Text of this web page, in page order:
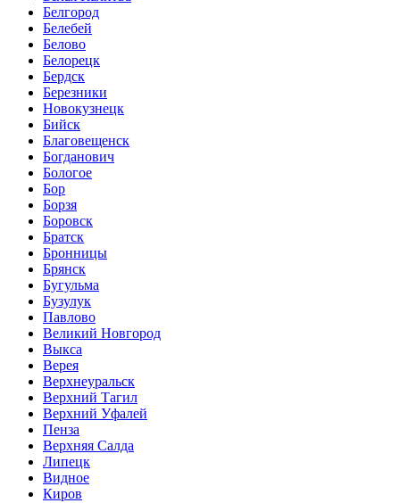
Белгород
Белебей
Белово
Белорецк
Бердск
Березники
Новокузнецк
Бийск
Благовещенск
Богданович
Бологое
Бор
Борзя
Боровск
Братск
Бронницы
Брянск
Бугульма
Бузулук
Павлово
Великий Новгород
Выкса
Верея
Верхнеуральск
Верхний Тагил
Верхний Уфалей
Пенза
Верхняя Салда
Липецк
Видное
Киров